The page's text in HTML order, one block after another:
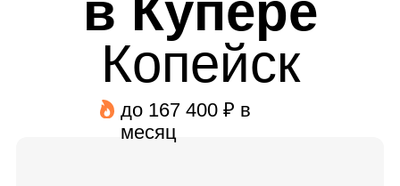
в Купере
Копейск
до 167 400 ₽ в
месяц